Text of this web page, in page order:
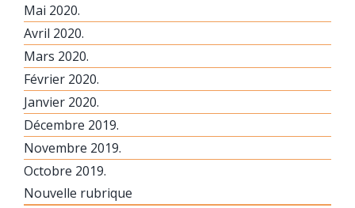
Mai 2020.
Avril 2020.
Mars 2020.
Février 2020.
Janvier 2020.
Décembre 2019.
Novembre 2019.
Octobre 2019.
Nouvelle rubrique